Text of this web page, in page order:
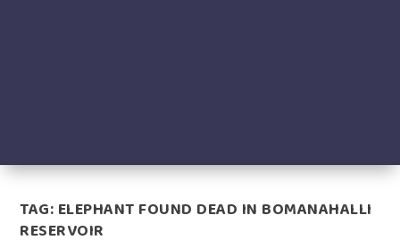
TAG:ELEPHANT FOUND DEAD IN BOMANAHALLI
RESERVOIR